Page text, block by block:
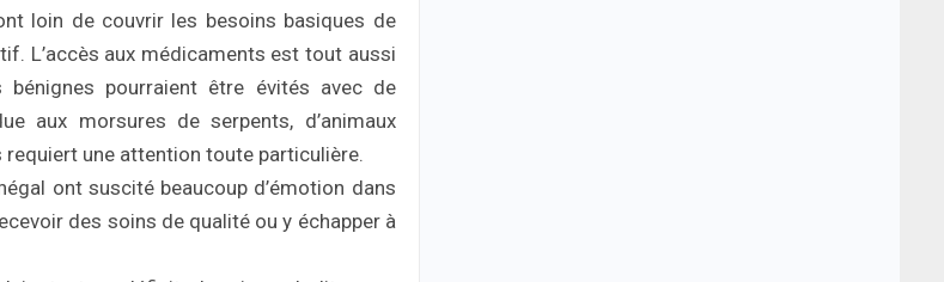
loin de couvrir les besoins basiques de
L’accès aux médicaments est tout aussi
pourraient être évités avec de
aux morsures de serpents, d’animaux
une attention toute particulière.
ont suscité beaucoup d’émotion dans
des soins de qualité ou y échapper à